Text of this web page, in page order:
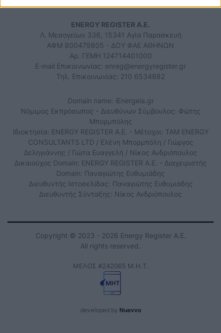
ENERGY REGISTER Α.Ε.
Λ. Μεσογείων 336, 15341 Αγία Παρασκευή
ΑΦΜ 800479805 - ΔΟΥ ΦΑΕ ΑΘΗΝΩΝ
Αρ. ΓΕΜΗ 124714401000
E-mail Επικοινωνίας: enreg@energyregister.gr
Τηλ. Επικοινωνίας: 210 6534882
Domain name: iEnergeia.gr
Νόμιμος Εκπρόσωπος - Διευθύνων Σύμβουλος: Φώτης
Μπορμπόλης
Ιδιοκτησία: ENERGY REGISTER Α.Ε. - Μέτοχοι: TAM ENERGY
CONSULTANTS LTD / Ελένη Μπορμπόλη / Γιώργος
Δεληγιάννης / Γιώτα Ευαγγελή / Νίκος Ανδριόπουλος
Δικαιούχος Domain: ENERGY REGISTER Α.Ε. - Διαχειριστής
Domain: Παναγιώτης Ευθυμιάδης
Διευθυντής Ιστοσελίδας: Παναγιώτης Ευθυμιάδης
Διευθυντής Σύνταξης: Νίκος Ανδριόπουλος
Copyright © 2023 - 2026 Energy Register Α.Ε.
All rights reserved.
ΜΕΛΟΣ #242065 Μ.Η.Τ.
developed by Nuevvo